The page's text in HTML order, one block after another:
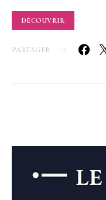
DÉCOUVRIR
PARTAGER